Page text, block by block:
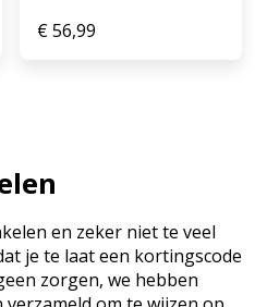
€56,99
en zeker niet te veel
je te laat een kortingscode
zorgen, we hebben